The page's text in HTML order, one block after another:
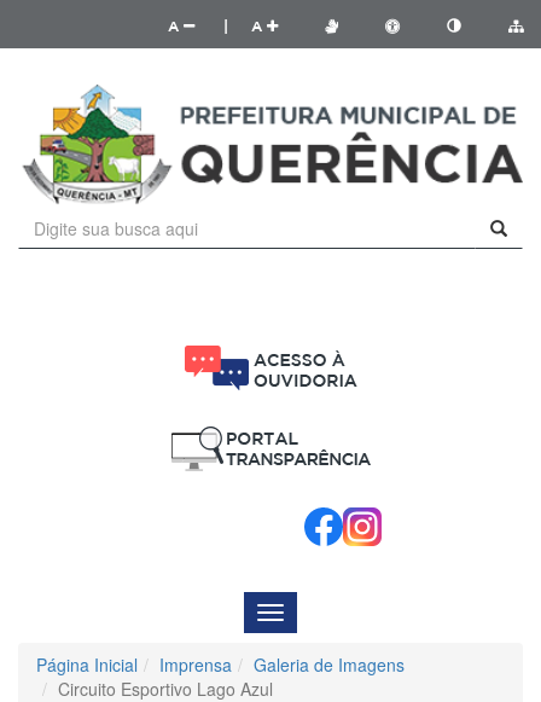
A A
Menu
de
Navegação
Página Inicial Imprensa
Galeria de Imagens
Circuito Esportivo Lago Azul